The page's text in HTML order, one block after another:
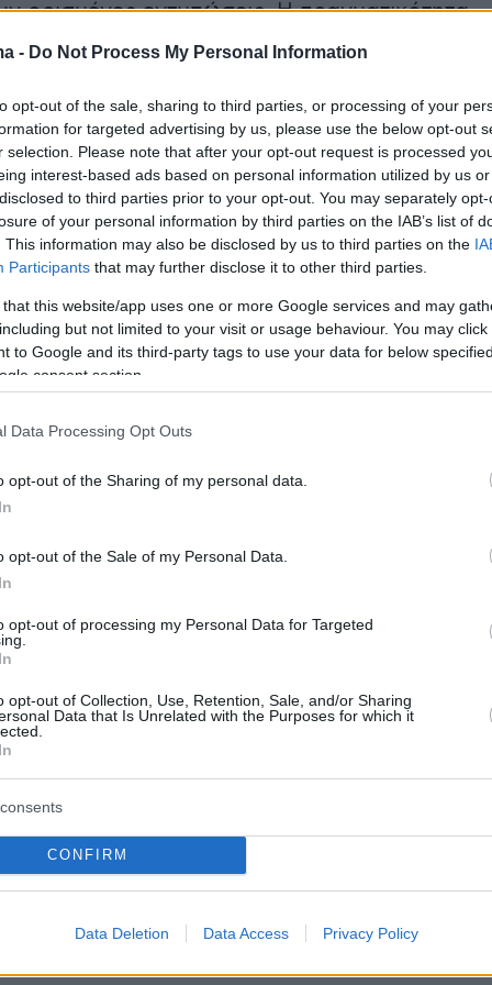
- Do Not Process My Personal Information
opt-out of the sale, sharing to third parties, or processing of your
for targeted advertising by us, please use the below opt-out
selection. Please note that after your opt-out request is processed
interest-based ads based on personal information utilized by us
to third parties prior to your opt-out. You may separately
of your personal information by third parties on the IAB’s list of
This information may also be disclosed by us to third parties on the
Participants that may further disclose it to other third parties.
that this website/app uses one or more Google services and may
but not limited to your visit or usage behaviour. You may
to Google and its third-party tags to use your data for below
consent section.
Data Processing Opt Outs
opt-out of the Sharing of my personal data.
opt-out of the Sale of my Personal Data.
opt-out of processing my Personal Data for Targeted
opt-out of Collection, Use, Retention, Sale, and/or Sharing
Data that Is Unrelated with the Purposes for which it
CONFIRM
Data Deletion Data Access Privacy Policy
ορισμένες εντυπώσεις. Η πραγματικότητα
στα μανταλάκια», πολιτικά πρόσωπα,
ό,τι αφορά στα περισσότερα πρόσωπα,
σε εξέλιξη, τον κ. Λοβέρδο»,
πως έρχεται η ώρα τώρα της Δικαιοσύνης
προσπαθούν να δημιουργήσουν ένα θόρυβο
από αυτό, το οποίο θέλει ο
επισήμανε πως η Κυβέρνηση θα προσφύγει
Novartisγια να αποζημιωθεί η Ελληνική
και για να τύχει της αποδοχής
ώστε η χώρα να αποζημιωθεί από την
ότι έπαθε, από τη συμπεριφορά
κινούνται στη σφαίρα της παραπολιτικής
ορισμένων να αποφύγουν αυτό που είναι το
Να απαντήσουν, δηλαδή, στην
για την εμπλοκή τους στην κατασκευή
εναντίον πολιτικών τους αντιπάλων»,
εκπρόσωπος είπε επίσης ότι η δικαιοσύνη
εκείνο το διάστημα τα πρόσωπα «που
τότε Κυβέρνηση με σκοπό να πλήξει την
φυλακή».